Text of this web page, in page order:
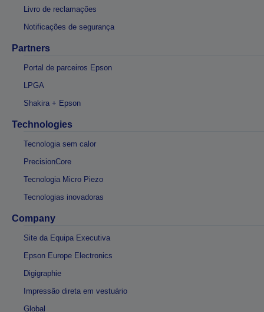
Livro de reclamações
Notificações de segurança
Partners
Portal de parceiros Epson
LPGA
Shakira + Epson
Technologies
Tecnologia sem calor
PrecisionCore
Tecnologia Micro Piezo
Tecnologias inovadoras
Company
Site da Equipa Executiva
Epson Europe Electronics
Digigraphie
Impressão direta em vestuário
Global